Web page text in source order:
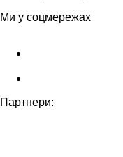
Ми у соцмережах
Партнери: